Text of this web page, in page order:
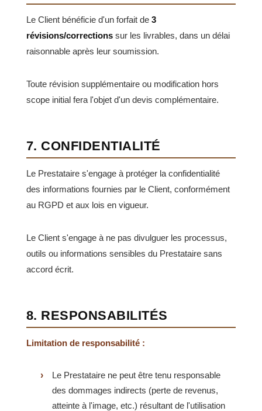
Le Client bénéficie d'un forfait de 3
révisions/correctionssur les livrables, dans un délai
raisonnable après leur soumission.
Toute révision supplémentaire ou modification hors
scope initial fera l'objet d'un devis complémentaire.
7. CONFIDENTIALITÉ
Le Prestataire s'engage à protéger la confidentialité
des informations fournies par le Client, conformément
au RGPD et aux lois en vigueur.
Le Client s'engage à ne pas divulguer les processus,
outils ou informations sensibles du Prestataire sans
accord écrit.
8. RESPONSABILITÉS
Limitation de responsabilité :
Le Prestataire ne peut être tenu responsable
des dommages indirects (perte de revenus,
atteinte à l'image, etc.) résultant de l'utilisation